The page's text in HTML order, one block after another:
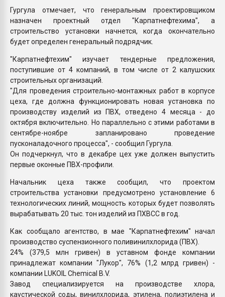
Гургула отмечает, что генеральным проектировщиком
назначен проектный отдел "Карпатнефтехима", а
строительство установки начнется, когда окончательно
будет определен генеральный подрядчик.
"Карпатнефтехим" изучает тендерные предложения,
поступившие от 4 компаний, в том числе от 2 калушских
строительных организаций.
"Для проведения строительно-монтажных работ в корпусе
цеха, где должна функционировать новая установка по
производству изделий из ПВХ, отведено 4 месяца - до
октября включительно. Но параллельно с этими работами в
сентябре-ноябре запланировано проведение
пусконаладочного процесса", - сообщил Гургула.
Он подчеркнул, что в декабре цех уже должен выпустить
первые оконные ПВХ-профили.
Начальник цеха также сообщил, что проектом
строительства установки предусмотрено установление 6
технологических линий, мощность которых будет позволять
вырабатывать 20 тыс. тон изделий из ПХВСС в год.
Как сообщало агентство, в мае "Карпатнефтехим" начал
производство суспензионного поливинилхлорида (ПВХ).
24% (379,5 млн гривен) в уставном фонде компании
принадлежат компании "Лукор", 76% (1,2 млрд гривен) -
компании LUKOIL Chemical B.V.
Завод специализируется на производстве хлора,
каустической соды, винилхлорида, этилена, полиэтилена и